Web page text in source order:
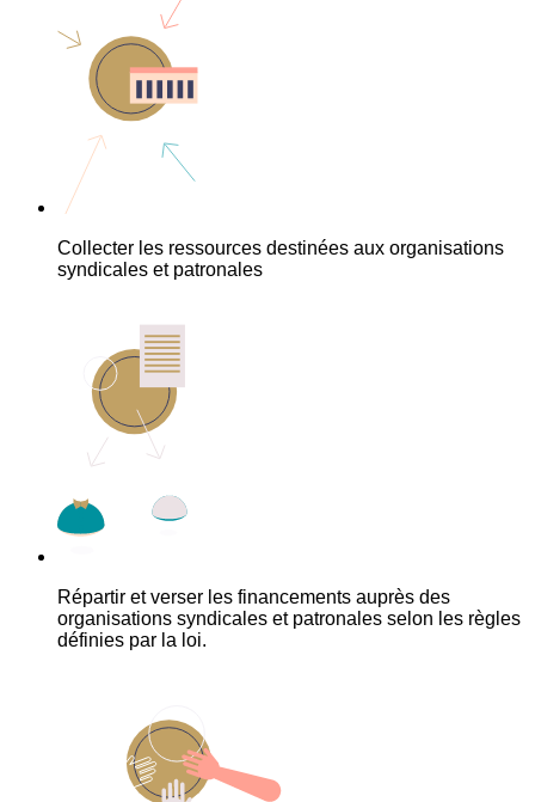
Collecter les ressources destinées aux organisations
syndicales et patronales
Répartir et verser les financements auprès des
organisations syndicales et patronales selon les règles
définies par la loi.